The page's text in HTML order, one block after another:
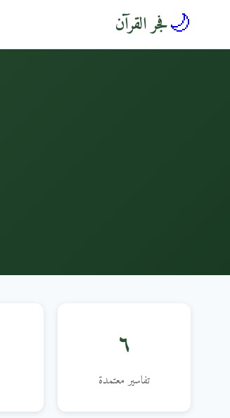
🌙فجر القرآن
٦
تفاسير معتمدة